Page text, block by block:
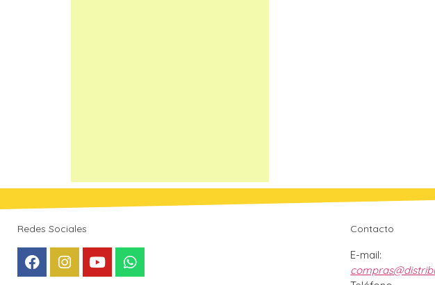
Redes Sociales Contacto
E-mail: